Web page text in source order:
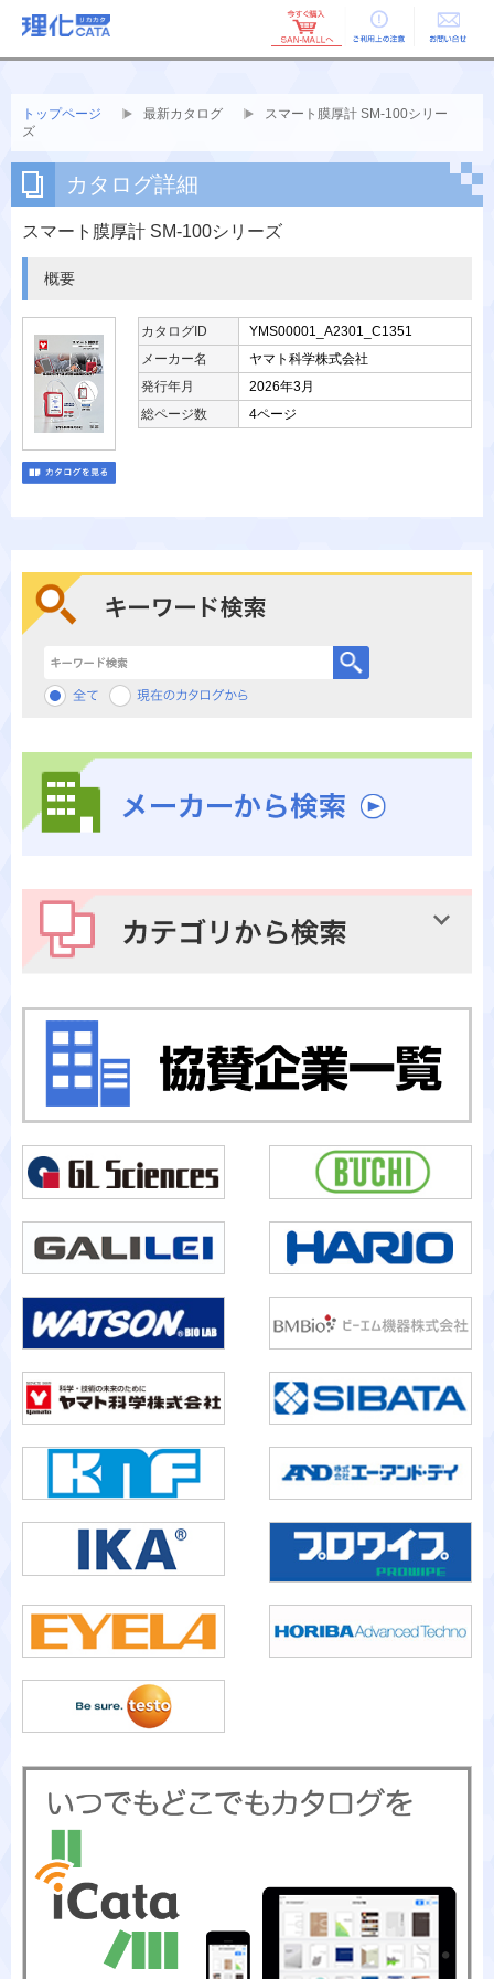
ご利用上の お問い合せ
トップページ 最新カタログ
スマート膜厚計 SM-100シリー
ズ
カタログ詳細
スマート膜厚計 SM-100シリーズ
概要
カタログID
YMS00001_A2301_C1351
メーカー名
ヤマト科学株式会社
発行年月
2026年3月
総ページ数
4ページ
キーワード検索